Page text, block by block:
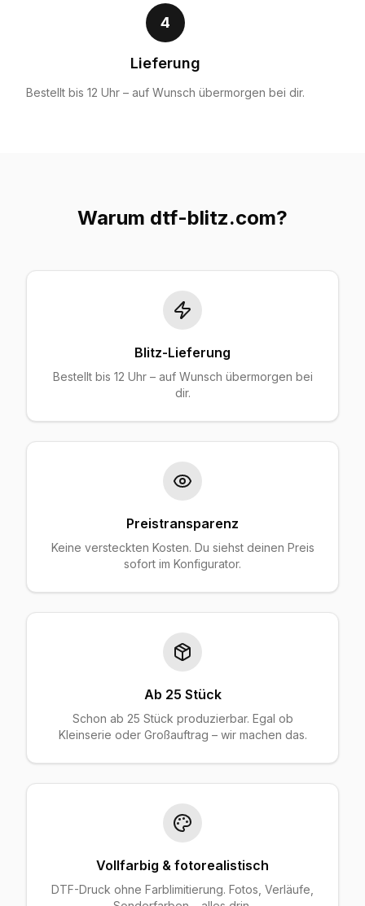
4
Lieferung
Bestellt bis 12 Uhr – auf Wunsch übermorgen bei dir.
Warum dtf-blitz.com?
Blitz-Lieferung
Bestellt bis 12 Uhr – auf Wunsch übermorgen bei
dir.
Preistransparenz
Keine versteckten Kosten. Du siehst deinen Preis
sofort im Konfigurator.
Ab 25 Stück
Schon ab 25 Stück produzierbar. Egal ob
Kleinserie oder Großauftrag – wir machen das.
Vollfarbig & fotorealistisch
DTF-Druck ohne Farblimitierung. Fotos, Verläufe,